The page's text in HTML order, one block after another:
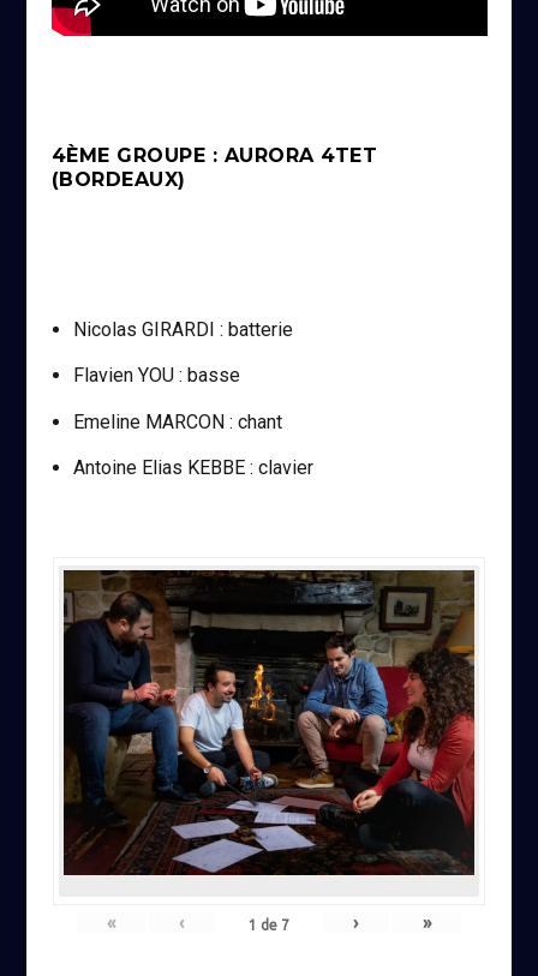
4ÈME GROUPE : AURORA 4TET
(BORDEAUX)
Nicolas GIRARDI : batterie
Flavien YOU : basse
Emeline MARCON : chant
Antoine Elias KEBBE : clavier
« ‹ 1 de 7 › »